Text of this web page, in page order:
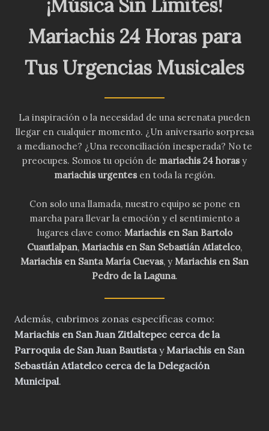
¡Música Sin Límites!
Mariachis 24 Horas para
Tus Urgencias Musicales
La inspiración o la necesidad de una serenata pueden
llegar en cualquier momento. ¿Un aniversario sorpresa
a medianoche? ¿Una reconciliación inesperada? No te
preocupes. Somos tu opción de mariachis 24 horas y
mariachis urgentesen toda la región.
Con solo una llamada, nuestro equipo se pone en
marcha para llevar la emoción y el sentimiento a
lugares clave como: Mariachis en San Bartolo
Cuautlalpan, Mariachis en San Sebastián Atlatelco,
Mariachis en Santa María Cuevas, y Mariachis en San
Pedro de la Laguna.
Además, cubrimos zonas específicas como:
Mariachis en San Juan Zitlaltepec cerca de la
Parroquia de San Juan Bautista y Mariachis en San
Sebastián Atlatelco cerca de la Delegación
Municipal.